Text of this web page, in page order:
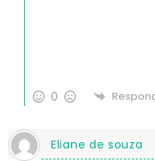
0
Eliane de souza